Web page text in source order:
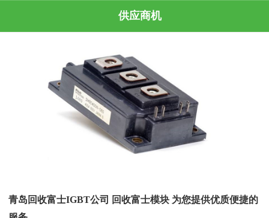
供应商机
青岛回收富士IGBT公司 回收富士模块 为您提供优质便捷的